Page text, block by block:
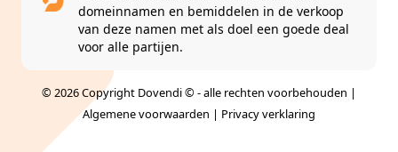
domeinnamen en bemiddelen in de verkoop
van deze namen met als doel een goede deal
voor alle partijen.
© 2026 Copyright Dovendi © - alle rechten voorbehouden |
Algemene voorwaarden | Privacy verklaring